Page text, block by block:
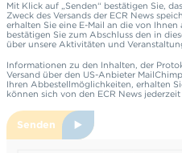
Mit Klick auf „Senden“ bestätigen Sie,
Zweck des Versands der ECR News
erhalten Sie eine E-Mail an die von
bestätigen Sie zum Abschluss den in
über unsere Aktivitäten und
Informationen zu den Inhalten, der
Versand über den US-Anbieter
Ihren Abbestellmöglichkeiten, erhalten
können sich von den ECR News
Senden